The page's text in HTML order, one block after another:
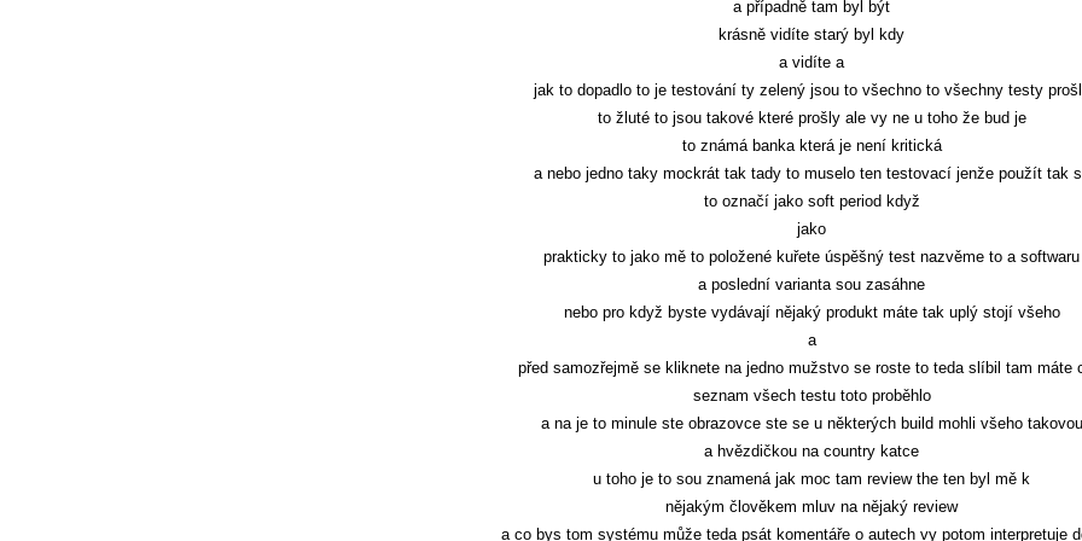
a případně tam byl být
krásně vidíte starý byl kdy
a vidíte a
jak to dopadlo to je testování ty zelený jsou to všechno to všechny testy
to žluté to jsou takové které prošly ale vy ne u toho že bud je
to známá banka která je není kritická
a nebo jedno taky mockrát tak tady to muselo ten testovací jenže použít tak
to označí jako soft period když
jako
prakticky to jako mě to položené kuřete úspěšný test nazvěme to a softwaru
a poslední varianta sou zasáhne
nebo pro když byste vydávají nějaký produkt máte tak uplý stojí všeho
a
před samozřejmě se kliknete na jedno mužstvo se roste to teda slíbil tam máte
seznam všech testu toto proběhlo
a na je to minule ste obrazovce ste se u některých build mohli všeho takovou
a hvězdičkou na country katce
u toho je to sou znamená jak moc tam review the ten byl mě k
nějakým člověkem mluv na nějaký review
a co bys tom systému může teda psát komentáře o autech vy potom interpretuje